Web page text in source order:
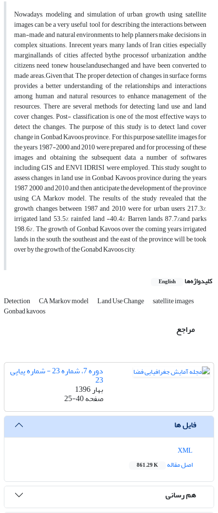
Nowadays, modeling and simulation of urban growth using satellite
images can be a very useful tool for describing the interactions between
man-made and natural environments to help planners make decisions in
complex situations. Inrecent years, many lands of Iran cities, especially
marginallands of cities affected bythe processof urbanization andthe
citizens need tonew house,landusechanged and have been converted to
made areas.Given that, The proper detection of changes in surface forms
provides a better understanding of the relationships and interactions
among human and natural resources to enhance management of the
resources. There are several methods for detecting land use and land
cover changes. Post- classification is one of the most effective ways to
detect the changes. The purpose of this study is to detect land cover
change in Gonbad Kavoos province. For this purpose satellite images for
the years 1987-2000 and 2010 were prepared and for processing of these
images and obtaining the subsequent data, a number of softwares
including GIS and ENVI, IDRISI were employed. This study sought to
assess changes in land use in Gonbad Kavoos province during the years
1987, 2000 and 2010 and then anticipate the development of the province
using CA Markov model. The results of the study revealed that the
growth changes between 1987 and 2010 were for urban users 217.3%,
irrigated land 53.5%, rainfed land -40.4%, Barren lands 87.7%and parks
198.6%. The growth of Gonbad Kavoos over the coming years irrigated
lands in the south, the southeast and the east of the province will be took
over by the growth of the Gonabd Kavoos city,
کلیدواژه‌ها English
Detection CA Markov model Land Use Change satellite images
Gonbad kavoos
مراجع
دوره 7، شماره 23 - شماره پیاپی
23
بهار 1396
صفحه25-40
فایل ها
اصل مقاله
861.29 K
هم رسانی